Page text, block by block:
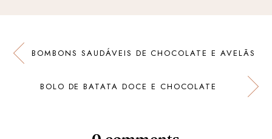
BOMBONS SAUDÁVEIS DE CHOCOLATE E AVELÃS
BOLO DE BATATA DOCE E CHOCOLATE